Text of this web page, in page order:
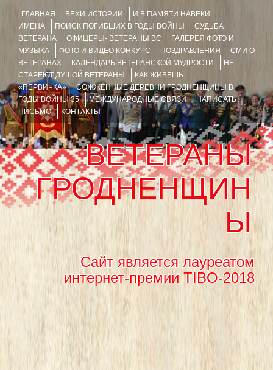
ГЛАВНАЯ ВЕХИ ИСТОРИИ
И В ПАМЯТИ НАВЕКИ
ИМЕНА
ПОИСК ПОГИБШИХ В ГОДЫ ВОЙНЫ
СУДЬБА
ВЕТЕРАНА
ОФИЦЕРЫ- ВЕТЕРАНЫ ВС
ГАЛЕРЕЯ ФОТО И
МУЗЫКА
ФОТО И ВИДЕО КОНКУРС ПОЗДРАВЛЕНИЯ
СМИ О
ВЕТЕРАНАХ
КАЛЕНДАРЬ ВЕТЕРАНСКОЙ МУДРОСТИ
НЕ
СТАРЕЮТ ДУШОЙ ВЕТЕРАНЫ
КАК ЖИВЁШЬ
«ПЕРВИЧКА»
СОЖЖЁННЫЕ ДЕРЕВНИ ГРОДНЕНЩИНЫ В
ГОДЫ ВОЙНЫ 35
МЕЖДУНАРОДНЫЕ СВЯЗИ
НАПИСАТЬ
ПИСЬМО
КОНТАКТЫ
ВЕТЕРАНЫ
ГРОДНЕНЩИН
Ы
Сайт является лауреатом
интернет-премии TIBO-2018